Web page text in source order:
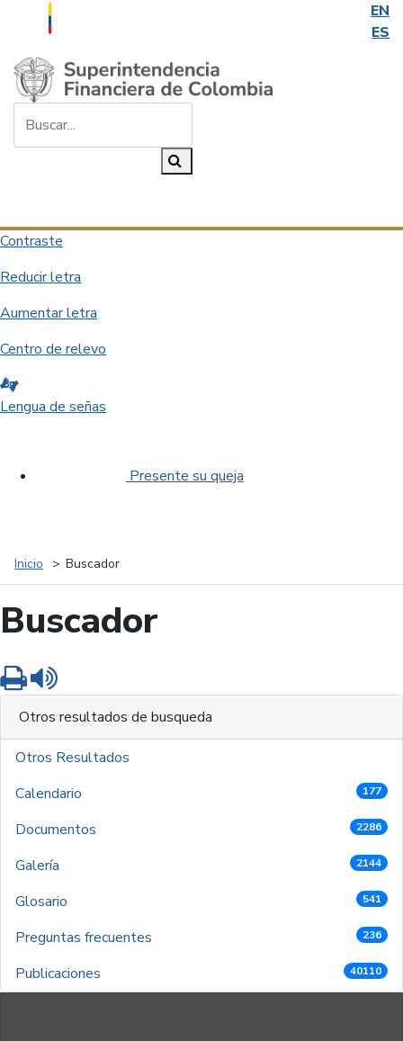
EN
ES
Saltar al contenido principal
Contraste
Reducir letra
Aumentar letra
Centro de relevo
Lengua de señas
Presente su queja
Inicio Buscador
Buscador
Imprimir
Otros resultados de busqueda
Otros Resultados
Calendario
177
Documentos 2286
Galería 2144
Glosario 541
Preguntas frecuentes 236
Publicaciones 40110